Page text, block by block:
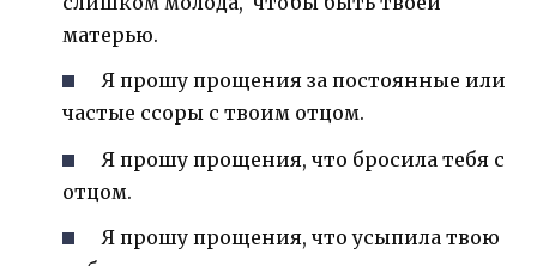
матерью.
Я прошу прощения за постоянные или
частые ссоры с твоим отцом.
Я прошу прощения, что бросила тебя с
отцом.
Я прошу прощения, что усыпила твою